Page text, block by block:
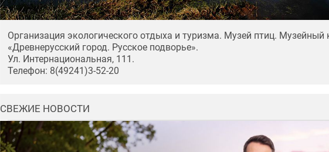
Организация экологического отдыха и туризма. Музей птиц. Музейный
«Древнерусский город. Русское подворье».
Ул. Интернациональная, 111.
Телефон: 8(49241)3-52-20
СВЕЖИЕ НОВОСТИ